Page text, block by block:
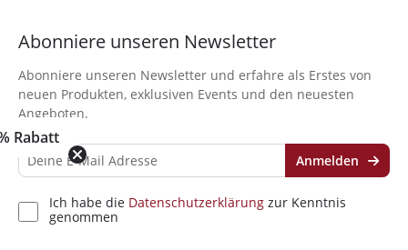
Rabatt
Abonniere unseren Newsletter
Abonniere unseren Newsletter und erfahre als Erstes von
neuen Produkten, exklusiven Events und den neuesten
Angeboten.
Ich habe die Datenschutzerklärung zur Kenntnis
genommen
Anmelden